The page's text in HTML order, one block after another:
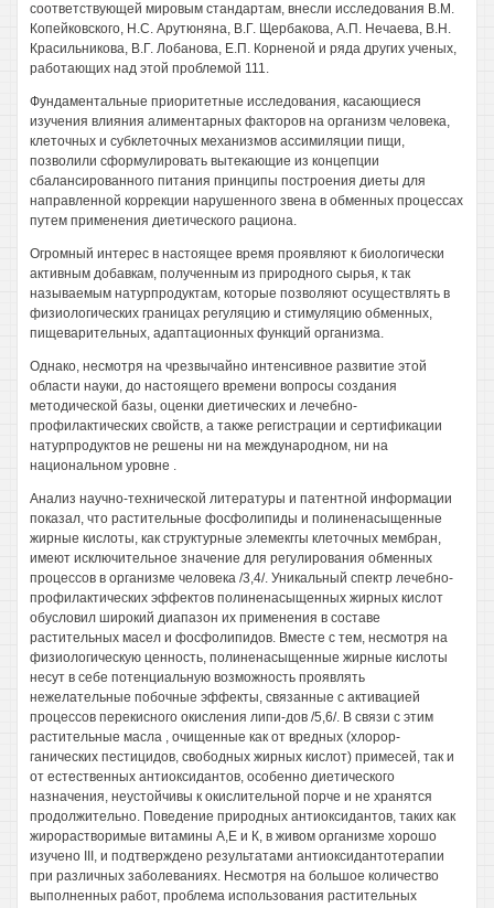
соответствующей мировым стандартам, внесли исследования В.М.
Копейковского, Н.С. Арутюняна, В.Г. Щербакова, А.П. Нечаева, В.Н.
Красильникова, В.Г. Лобанова, Е.П. Корненой и ряда других ученых,
работающих над этой проблемой 111.
Фундаментальные приоритетные исследования, касающиеся
изучения влияния алиментарных факторов на организм человека,
клеточных и субклеточных механизмов ассимиляции пищи,
позволили сформулировать вытекающие из концепции
сбалансированного питания принципы построения диеты для
направленной коррекции нарушенного звена в обменных процессах
путем применения диетического рациона.
Огромный интерес в настоящее время проявляют к биологически
активным добавкам, полученным из природного сырья, к так
называемым натурпродуктам, которые позволяют осуществлять в
физиологических границах регуляцию и стимуляцию обменных,
пищеварительных, адаптационных функций организма.
Однако, несмотря на чрезвычайно интенсивное развитие этой
области науки, до настоящего времени вопросы создания
методической базы, оценки диетических и лечебно-
профилактических свойств, а также регистрации и сертификации
натурпродуктов не решены ни на международном, ни на
национальном уровне .
Анализ научно-технической литературы и патентной информации
показал, что растительные фосфолипиды и полиненасыщенные
жирные кислоты, как структурные элемекггы клеточных мембран,
имеют исключительное значение для регулирования обменных
процессов в организме человека /3,4/. Уникальный спектр лечебно-
профилактических эффектов полиненасыщенных жирных кислот
обусловил широкий диапазон их применения в составе
растительных масел и фосфолипидов. Вместе с тем, несмотря на
физиологическую ценность, полиненасыщенные жирные кислоты
несут в себе потенциальную возможность проявлять
нежелательные побочные эффекты, связанные с активацией
процессов перекисного окисления липи-дов /5,6/. В связи с этим
растительные масла , очищенные как от вредных (хлорор-
ганических пестицидов, свободных жирных кислот) примесей, так и
от естественных антиоксидантов, особенно диетического
назначения, неустойчивы к окислительной порче и не хранятся
продолжительно. Поведение природных антиоксидантов, таких как
жирорастворимые витамины А,Е и К, в живом организме хорошо
изучено III, и подтверждено результатами антиоксидантотерапии
при различных заболеваниях. Несмотря на большое количество
выполненных работ, проблема использования растительных